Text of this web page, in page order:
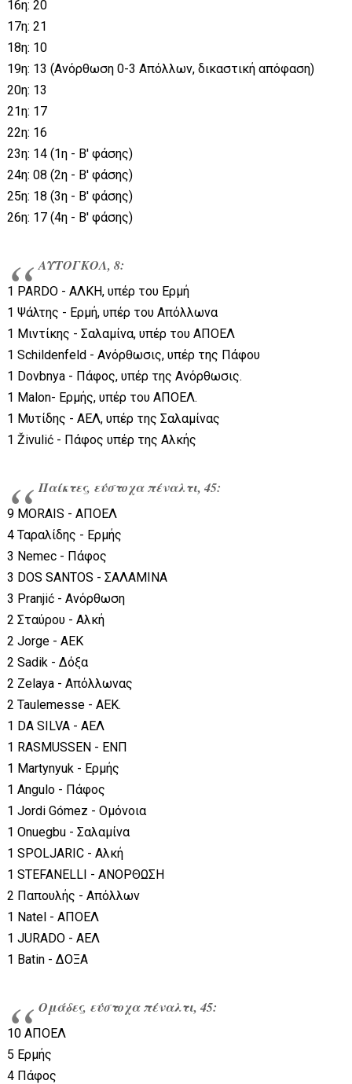
16η: 20
17η: 21
18η: 10
19η: 13 (Ανόρθωση 0-3 Απόλλων, δικαστική απόφαση)
20η: 13
21η: 17
22η: 16
23η: 14 (1η - Β' φάσης)
24η: 08 (2η - Β' φάσης)
25η: 18 (3η - Β' φάσης)
26η: 17 (4η - Β' φάσης)
ΑΥΤΟΓΚΟΛ, 8:
1 PARDO - ΑΛΚΗ, υπέρ του Ερμή
1 Ψάλτης - Ερμή, υπέρ του Απόλλωνα
1 Μιντίκης - Σαλαμίνα, υπέρ του ΑΠΟΕΛ
1 Schildenfeld - Ανόρθωσις, υπέρ της Πάφου
1 Dovbnya - Πάφος, υπέρ της Ανόρθωσις.
1 Malon- Ερμής, υπέρ του ΑΠΟΕΛ.
1 Μυτίδης - ΑΕΛ, υπέρ της Σαλαμίνας
1 Živulić - Πάφος υπέρ της Αλκής
Παίκτες, εύστοχα πέναλτι, 45:
9 MORAIS - ΑΠΟΕΛ
4 Ταραλίδης - Ερμής
3 Nemec - Πάφος
3 DOS SANTOS - ΣΑΛΑΜΙΝΑ
3 Pranjić - Ανόρθωση
2 Σταύρου - Αλκή
2 Jorge - ΑΕΚ
2 Sadik - Δόξα
2 Zelaya - Απόλλωνας
2 Taulemesse - ΑΕΚ.
1 DA SILVA - ΑΕΛ
1 RASMUSSEN - ΕΝΠ
1 Martynyuk - Ερμής
1 Angulo - Πάφος
1 Jordi Gómez - Ομόνοια
1 Onuegbu - Σαλαμίνα
1 SPOLJARIC - Αλκή
1 STEFANELLI - ΑΝΟΡΘΩΣΗ
2 Παπουλής - Απόλλων
1 Natel - ΑΠΟΕΛ
1 JURADO - ΑΕΛ
1 Batin - ΔΟΞΑ
Ομάδες, εύστοχα πέναλτι, 45:
10 ΑΠΟΕΛ
5 Ερμής
4 Πάφος